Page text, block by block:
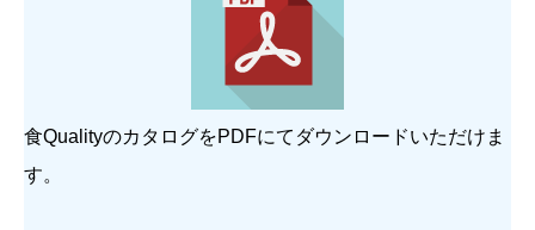
食QualityのカタログをPDFにてダウンロードいただけま
す。